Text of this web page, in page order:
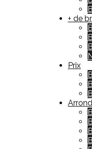
+ de
Prix